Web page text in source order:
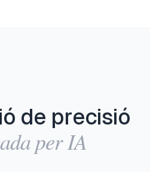
de precisió
per IA